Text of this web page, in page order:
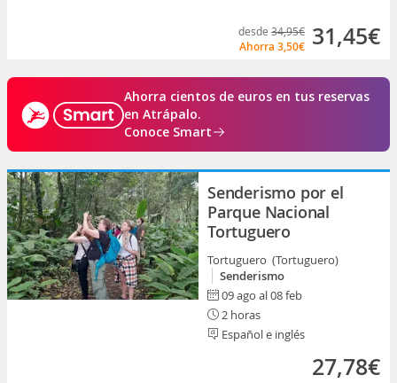
desde 34,95€
Ahorra 3,50€ 31,45€
Ahorra cientos de euros en tus reservas
en Atrápalo.
Conoce Smart
Senderismo por el
Parque Nacional
Tortuguero
Tortuguero (Tortuguero)
Senderismo
09 ago al 08 feb
2 horas
Español e inglés
27,78€